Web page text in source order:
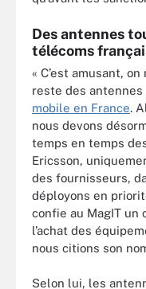
Des antennes
télécoms
« C’est amusant,
reste des antennes
mobile en France.
nous devons
temps en temps
Ericsson,
des fournisseurs,
déployons en
confie au MagIT un
l’achat des
nous citions son
Selon lui, les